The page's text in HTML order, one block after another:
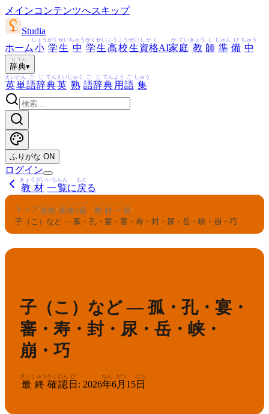
メインコンテンツへスキップ
Studia
ホーム 小
しょう
学
がく
生
せい
中
ちゅう
学
がく
生
せい
高
こう
校
こう
生
せい
資格
しかく
AI家
か
庭
てい
教
きょう
師
し
準
じゅん
備
び
中
ちゅう
辞
じ
典
てん
▾
英
えい
単
たん
語
ご
辞
じ
典
てん
英
えい
熟
じゅく
語
ご
辞
じ
典
てん
用
よう
語
ご
集
しゅう
ふりがな ON
ログイン
教材
きょうざい
一覧
いちらん
に 戻
もど
る
トップ›資格
しかく
›漢検
かんけん
3級
きゅう
› 教材
きょうざい
一覧
いちらん
›
子（こ）など — 孤・孔・宴・審・寿・封・尿・岳・峡・崩・巧
子（こ）など — 孤・孔・宴・
審・寿・封・尿・岳・峡・
崩・巧
最終
さいしゅう
確認
かくにん
日
び
: 2026年
ねん
6月
がつ
15日
にち